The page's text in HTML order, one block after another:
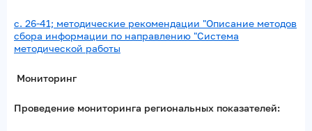
с. 26-41; методические рекомендации "Описание методов
сбора информации по направлению "Система
методической работы
Мониторинг
Проведение мониторинга региональных показателей: